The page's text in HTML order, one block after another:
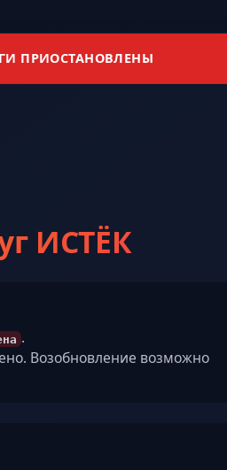
ПРИОСТАНОВЛЕНЫ
ИСТЁК
.
Возобновление возможно